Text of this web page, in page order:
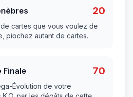
20
cartes que vous voulez de
piochez autant de cartes.
Finale 70
Évolution de votre